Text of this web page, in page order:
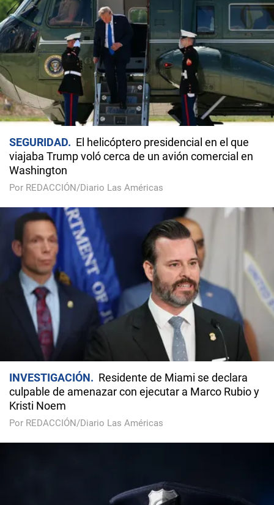
SEGURIDAD
El helicóptero presidencial en el que
viajaba Trump voló cerca de un avión comercial en
Washington
Por REDACCIÓN/Diario Las Américas
INVESTIGACIÓN
Residente de Miami se declara
culpable de amenazar con ejecutar a Marco Rubio y
Kristi Noem
Por REDACCIÓN/Diario Las Américas